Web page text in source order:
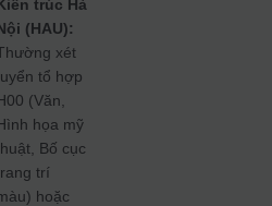
trúc Hà
(HAU):
xét
tổ hợp
(Văn,
họa mỹ
Bố cục
trí
hoặc